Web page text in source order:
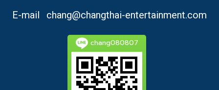
E-mail
chang@changthai-entertainment.com
chang080807